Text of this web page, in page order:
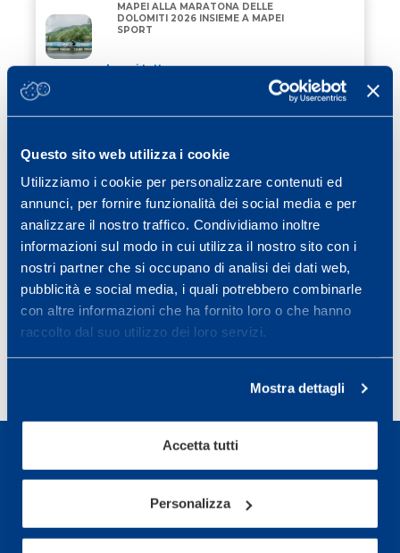
Questo sito web utilizza i cookie
Utilizziamo i cookie per personalizzare contenuti ed
annunci, per fornire funzionalità dei social media e per
analizzare il nostro traffico. Condividiamo inoltre
informazioni sul modo in cui utilizza il nostro sito con i
nostri partner che si occupano di analisi dei dati web,
pubblicità e social media, i quali potrebbero combinarle
con altre informazioni che ha fornito loro o che hanno
raccolto dal suo utilizzo dei loro servizi.
Mostra dettagli
Accetta tutti
Personalizza
MAPEI ALLA MARATONA DELLE
DOLOMITI 2026 INSIEME A MAPEI
SPORT
Leggi tutto
Leggi tutto
05 Maggio 2026 / vela
“ALLAGRANDE MAPEI” DI NUOVO IN
ACQUA CON UNA NUOVA LIVREA
Sport Service Mapei S.r.l. - Via Busto Fagnano 38,